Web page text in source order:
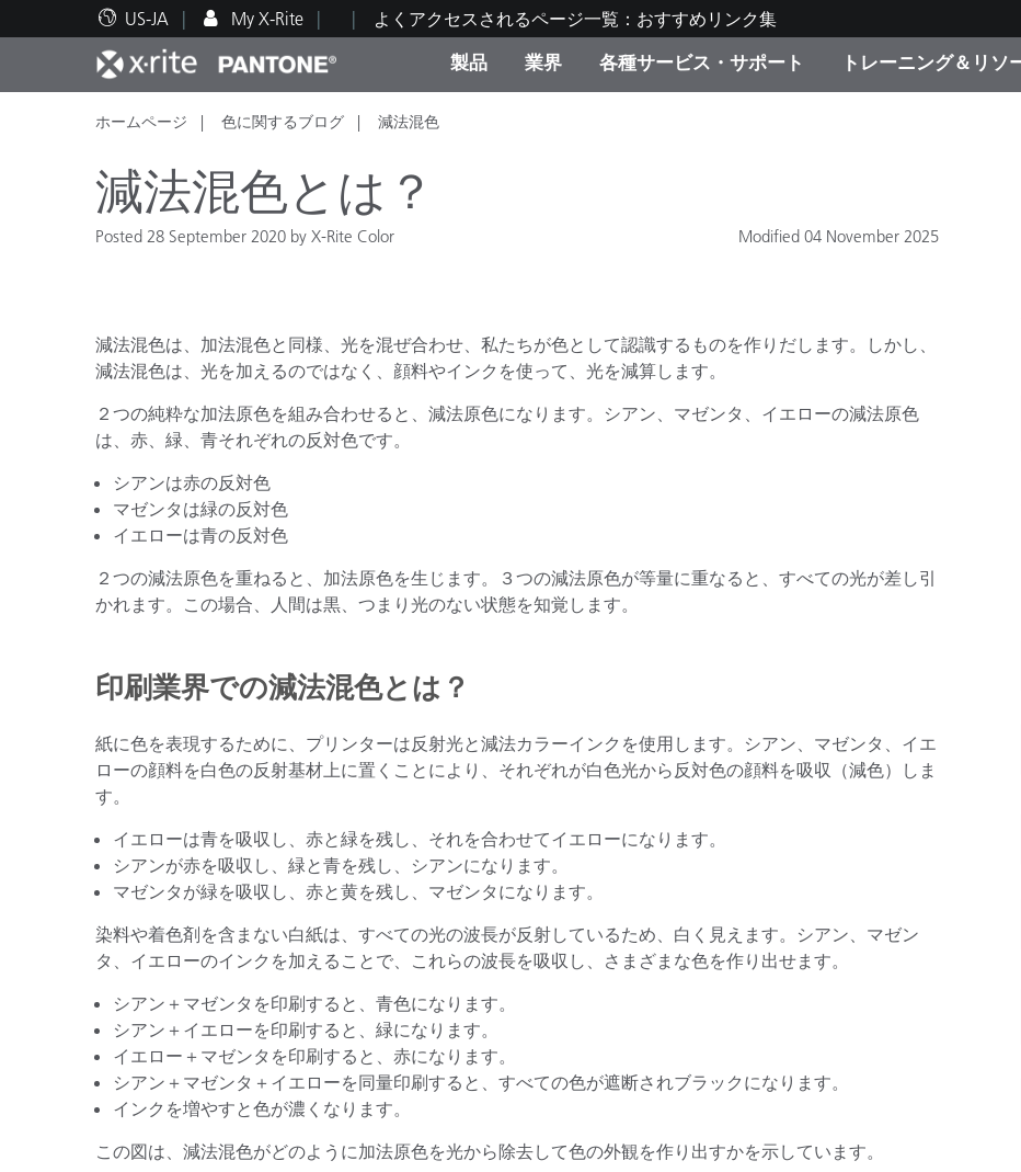
US-JA My X-Rite よくアクセスされるページ一覧：おすすめリンク集
製品
人気製品ランキング
業界
印刷＆パッケージ印刷
プラスチック
建築基材
各種サービス・サポート
テクニカルサポート
トレーニング＆リソ
教育関連資料
ホームページ 色に関するブログ 減法混色
減法混色とは？
Posted 28 September 2020 by X-Rite Color Modified 04 November 2025
減法混色は、加法混色と同様、光を混ぜ合わせ、私たちが色として認識するものを作りだします。しかし、
減法混色は、光を加えるのではなく、顔料やインクを使って、光を減算します。
２つの純粋な加法原色を組み合わせると、減法原色になります。シアン、マゼンタ、イエローの減法原色
は、赤、緑、青それぞれの反対色です。
シアンは赤の反対色
マゼンタは緑の反対色
イエローは青の反対色
２つの減法原色を重ねると、加法原色を生じます。３つの減法原色が等量に重なると、すべての光が差し引
かれます。この場合、人間は黒、つまり光のない状態を知覚します。
印刷業界での減法混色とは？
紙に色を表現するために、プリンターは反射光と減法カラーインクを使用します。シアン、マゼンタ、イエ
ローの顔料を白色の反射基材上に置くことにより、それぞれが白色光から反対色の顔料を吸収（減色）しま
す。
イエローは青を吸収し、赤と緑を残し、それを合わせてイエローになります。
シアンが赤を吸収し、緑と青を残し、シアンになります。
マゼンタが緑を吸収し、赤と黄を残し、マゼンタになります。
染料や着色剤を含まない白紙は、すべての光の波長が反射しているため、白く見えます。シアン、マゼン
タ、イエローのインクを加えることで、これらの波長を吸収し、さまざまな色を作り出せます。
シアン＋マゼンタを印刷すると、青色になります。
シアン＋イエローを印刷すると、緑になります。
イエロー＋マゼンタを印刷すると、赤になります。
シアン＋マゼンタ＋イエローを同量印刷すると、すべての色が遮断されブラックになります。
インクを増やすと色が濃くなります。
この図は、減法混色がどのように加法原色を光から除去して色の外観を作り出すかを示しています。